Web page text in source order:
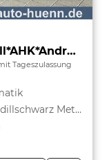
LIFE 1.5 eTSI DSG Neues Modell*AHK*Android Auto*SHZ*ACC*Kamera*5J Garantie*Klimaauto*
Tageszulassung
Grenadillschwarz Metallic